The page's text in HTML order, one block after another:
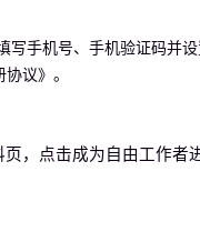
手机号、手机验证码并设
议》。
，点击成为自由工作者